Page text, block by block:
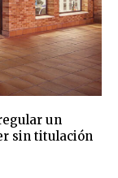
un
sin titulación